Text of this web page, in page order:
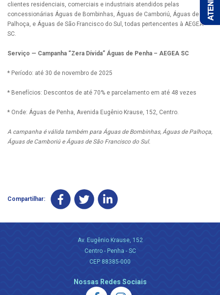
clientes residenciais, comerciais e industriais atendidos pelas
concessionárias Águas de Bombinhas, Águas de Camboriú, Águas de
Palhoça, e Águas de São Francisco do Sul, todas pertencentes à AEGEA
SC.
Serviço — Campanha “Zera Dívida” Águas de Penha – AEGEA SC
* Período: até 30 de novembro de 2025
* Benefícios: Descontos de até 70% e parcelamento em até 48 vezes
* Onde: Águas de Penha, Avenida Eugênio Krause, 152, Centro.
A campanha é válida também para Águas de Bombinhas, Águas de Palhoça,
Águas de Camboriú e Águas de São Francisco do Sul.
Compartilhar:
Av. Eugênio Krause, 152
Centro - Penha - SC
CEP 88385-000
Nossas Redes Sociais